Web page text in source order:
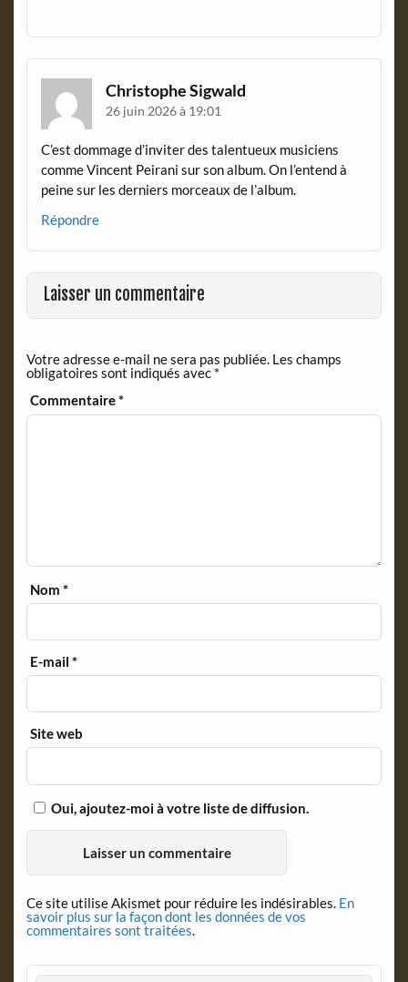
Christophe Sigwald
26 juin 2026 à 19:01
C’est dommage d’inviter des talentueux musiciens
comme Vincent Peirani sur son album. On l’entend à
peine sur les derniers morceaux de l’album.
Répondre
Laisser un commentaire
Votre adresse e-mail ne sera pas publiée. Les champs
obligatoires sont indiqués avec *
Commentaire*
Nom*
E-mail*
Site web
Oui, ajoutez-moi à votre liste de diffusion.
Ce site utilise Akismet pour réduire les indésirables. En
savoir plus sur la façon dont les données de vos
commentaires sont traitées.